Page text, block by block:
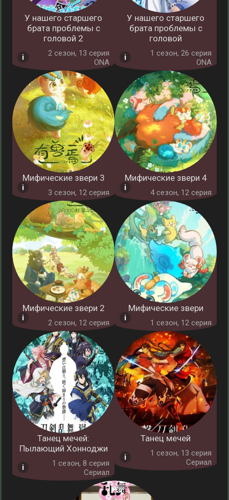
У нашего старшего
брата проблемы с
головой 2
2 cезон, 13 серия
ONA
У нашего старшего
брата проблемы с
головой
1 cезон, 26 серия
ONA
Мифические звери 3
3 cезон, 12 серия
Мифические звери 4
4 cезон, 12 серия
Мифические звери 2
2 cезон, 12 серия
Мифические звери
1 cезон, 12 серия
Танец мечей:
Пылающий Хонноджи
1 cезон, 8 серия
Сериал
Танец мечей
1 cезон, 13 серия
Сериал